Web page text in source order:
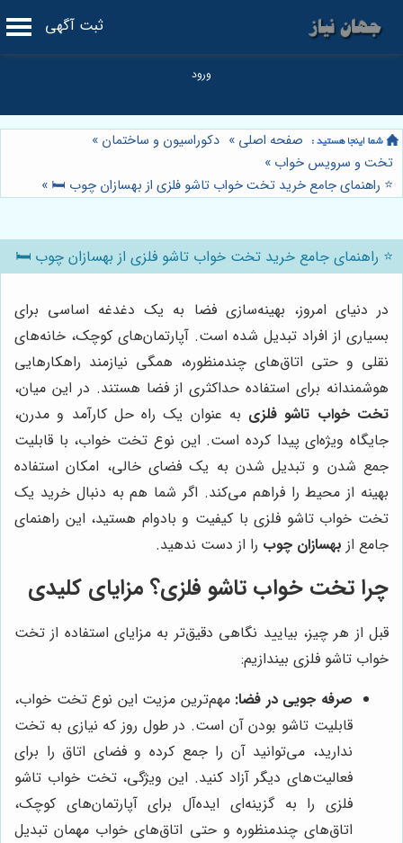
ثبت آگهی
صفحه اصلی » دکوراسیون و ساختمان »
تخت و سرویس خواب »
⭐️ راهنمای جامع خرید تخت خواب تاشو فلزی از بهسازان چوب 🛏️ »
⭐️ راهنمای جامع خرید تخت خواب تاشو فلزی از بهسازان چوب 🛏️
در دنیای امروز، بهینه‌سازی فضا به یک دغدغه اساسی برای
بسیاری از افراد تبدیل شده است. آپارتمان‌های کوچک، خانه‌های
نقلی و حتی اتاق‌های چندمنظوره، همگی نیازمند راهکارهایی
هوشمندانه برای استفاده حداکثری از فضا هستند. در این میان،
تخت خواب تاشو فلزی به عنوان یک راه حل کارآمد و مدرن،
جایگاه ویژه‌ای پیدا کرده است. این نوع تخت خواب، با قابلیت
جمع شدن و تبدیل شدن به یک فضای خالی، امکان استفاده
بهینه از محیط را فراهم می‌کند. اگر شما هم به دنبال خرید یک
تخت خواب تاشو فلزی با کیفیت و بادوام هستید، این راهنمای
جامع از بهسازان چوب را از دست ندهید.
چرا تخت خواب تاشو فلزی؟ مزایای کلیدی
قبل از هر چیز، بیایید نگاهی دقیق‌تر به مزایای استفاده از تخت
خواب تاشو فلزی بیندازیم:
صرفه جویی در فضا: مهم‌ترین مزیت این نوع تخت خواب،
قابلیت تاشو بودن آن است. در طول روز که نیازی به تخت
ندارید، می‌توانید آن را جمع کرده و فضای اتاق را برای
فعالیت‌های دیگر آزاد کنید. این ویژگی، تخت خواب تاشو
فلزی را به گزینه‌ای ایده‌آل برای آپارتمان‌های کوچک،
اتاق‌های چندمنظوره و حتی اتاق‌های خواب مهمان تبدیل